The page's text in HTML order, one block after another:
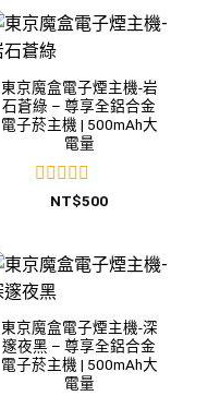
滿
分
5
東京魔盒電子煙主機-岩
石蒼綠 – 尊享全鋁合金
電子菸主機 | 500mAh大
電量
評
滿
分
5
NT$500
東京魔盒電子煙主機-深
邃夜黑 – 尊享全鋁合金
電子菸主機 | 500mAh大
電量